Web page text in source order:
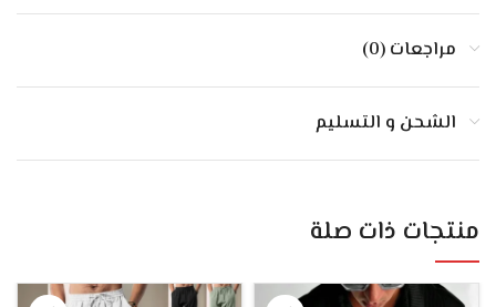
مراجعات (0)
الشحن و التسليم
منتجات ذات صلة